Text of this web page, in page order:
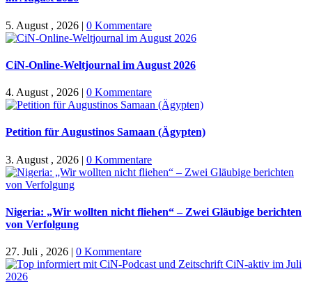
5. August , 2026 | 0 Kommentare
CiN-Online-Weltjournal im August 2026
4. August , 2026 | 0 Kommentare
Petition für Augustinos Samaan (Ägypten)
3. August , 2026 | 0 Kommentare
Nigeria: „Wir wollten nicht fliehen“ – Zwei Gläubige berichten
von Verfolgung
27. Juli , 2026 | 0 Kommentare